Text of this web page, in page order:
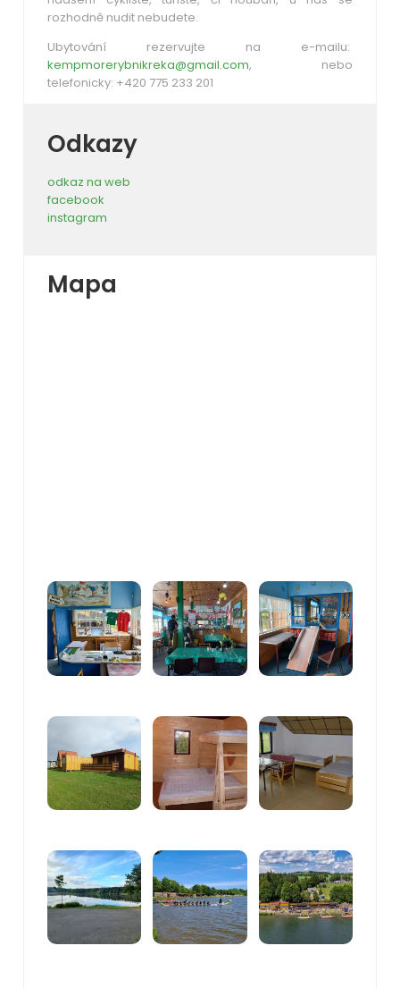
rozhodně nudit nebudete.
Ubytování rezervujte na e-mailu:
kempmorerybnikreka@gmail.com, nebo
telefonicky: +420 775 233 201
Odkazy
odkaz na web
facebook
instagram
Mapa